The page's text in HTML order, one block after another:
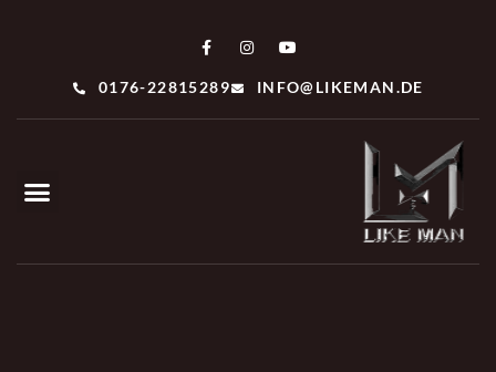
0176-22815289 INFO@LIKEMAN.DE